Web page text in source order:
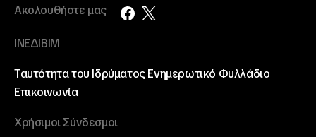
Ακολουθήστε μας
ΙΝΕΔΙΒΙΜ
Ταυτότητα του ΙδρύματοςΕνημερωτικό Φυλλάδιο
Επικοινωνία
Χρήσιμοι Σύνδεσμοι